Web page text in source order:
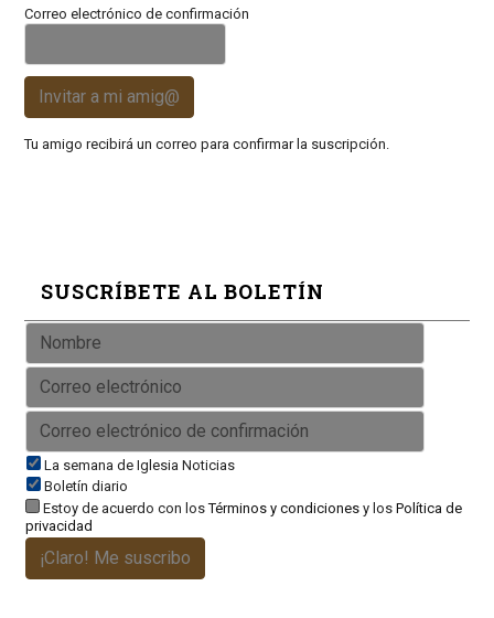
Correo electrónico de confirmación
Invitar a mi amig@
Tu amigo recibirá un correo para confirmar la suscripción.
SUSCRÍBETE AL BOLETÍN
La semana de Iglesia Noticias
Boletín diario
Estoy de acuerdo con losTérminos y condicionesy los Política de
privacidad
¡Claro! Me suscribo